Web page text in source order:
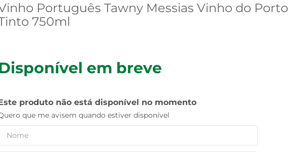
Português Tawny Messias Vinho do Porto
750ml
em breve
produto não está disponível no momento
que me avisem quando estiver disponível